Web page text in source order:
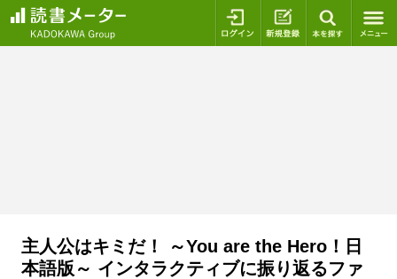
ログイン 新規登録
主人公はキミだ！ ～You are the Hero！日
本語版～ インタラクティブに振り返るファ